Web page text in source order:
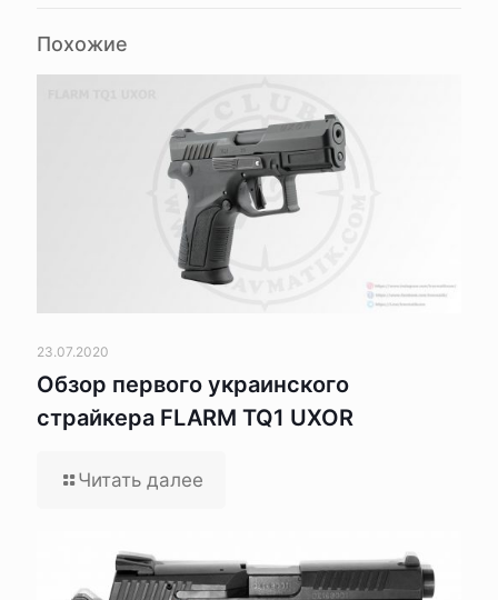
Похожие
23.07.2020
Обзор первого украинского
страйкера FLARM TQ1 UXOR
Читать далее